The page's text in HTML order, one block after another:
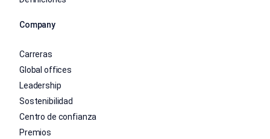
Company
Carreras
Global offices
Leadership
Sostenibilidad
Centro de confianza
Premios